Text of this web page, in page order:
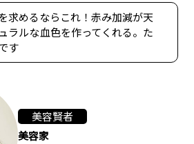
求めるならこれ！赤み加減が天
ラルな血色を作ってくれる。た
す
美容賢者
美容家